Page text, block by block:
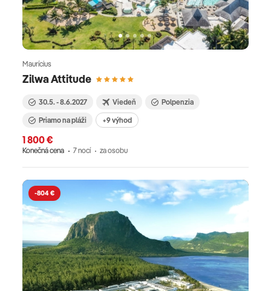
Zilwa Attitude
Maurícius
30.5. - 8.6.2027 Viedeň
Polpenzia
Priamo na pláži
+9 výhod
1 800 €
Konečná cena 7 nocí za osobu
-804 €